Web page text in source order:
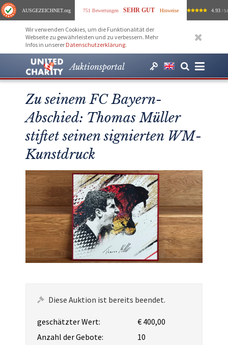
AUSGEZEICHNET.org 751 Bewertungen SEHR GUT Hinweise 4.93 /
Wir verwenden Cookies, um die Funktionalität der
Webseite zu gewährleisten und zu verbessern. Mehr
Infos in unserer Datenschutzerklärung.
Auktionsportal
Zu seinem FC Bayern-
Abschied: Thomas Müller
stiftet seinen signierten WM-
Kunstdruck
Diese Auktion ist bereits beendet.
geschätzter Wert:
€ 400,00
Anzahl der Gebote:
10